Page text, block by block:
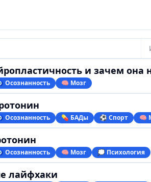
и зачем она нужна для
Осознанность 🧠 Мозг
Осознанность 💊 БАДы ⚽️ Спорт 🧠
Осознанность 🧠 Мозг 💭 Психология
лайфхаки